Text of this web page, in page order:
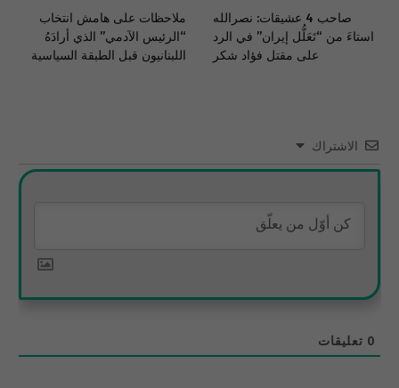
صاحب 4 عشيقات: نصرالله
استاءَ من “تَعَلُّل إيران” في الرد
على مقتل فؤاد شكر
ملاحظات على هامش انتخاب
“الرئيس الآدمي” الذي أرادَهُ
اللبنانيون قبل الطبقة السياسية
الاشتراك
0 تعليقات